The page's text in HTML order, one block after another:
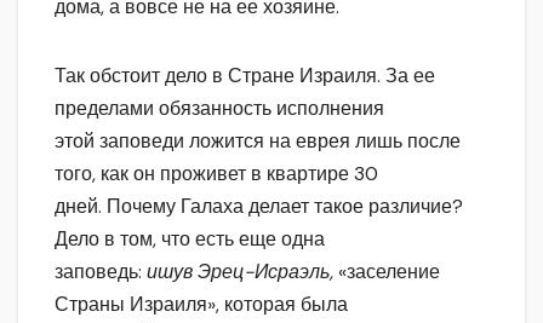
дома, а вовсе не на ее хозяине.
Так обстоит дело в Стране Израиля. За ее
пределами обязанность исполнения
этой заповеди ложится на еврея лишь после
того, как он проживет в квартире 30
дней. Почему Галаха делает такое различие?
Дело в том, что есть еще одна
заповедь: ишув Эрец-Исраэль,«заселение
Страны Израиля», которая была